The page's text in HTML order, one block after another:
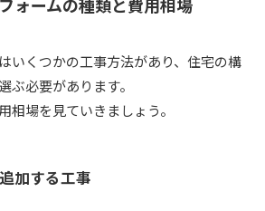
いくつかの工事方法があり、住宅の構
ぶ必要があります。
相場を見ていきましょう。
加する工事